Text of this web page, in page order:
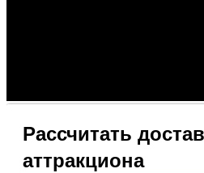
Рассчитать
аттракциона